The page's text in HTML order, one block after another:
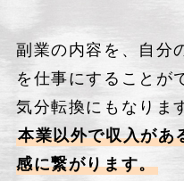
副業の内容を、自分
を仕事にすることが
気分転換にもなりま
本業以外で収入があ
感に繋がります。